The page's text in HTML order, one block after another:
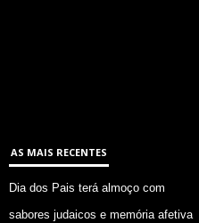
AS MAIS RECENTES
Dia dos Pais terá almoço com
sabores judaicos e memória afetiva